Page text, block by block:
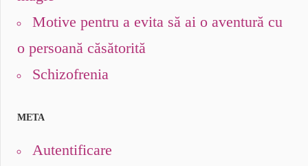
Motive pentru a evita să ai o aventură cu
o persoană căsătorită
Schizofrenia
META
Autentificare